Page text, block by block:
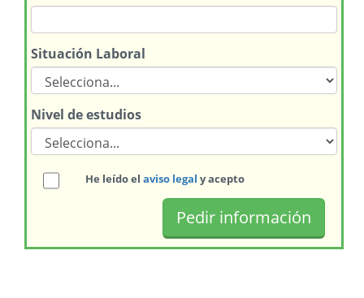
Situación Laboral
Nivel de estudios
He leído el aviso legal y acepto